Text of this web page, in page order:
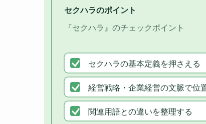
セクハラのポイント
『セクハラ』のチェックポイント
セクハラの基本定義を押さえる
経営戦略・企業経営の文脈で位
関連用語との違いを整理する